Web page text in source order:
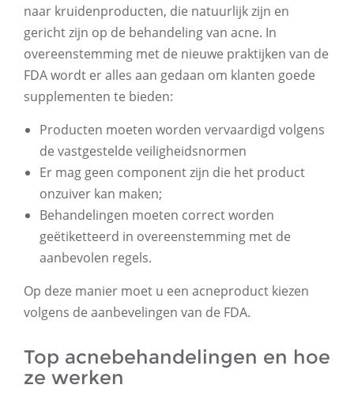
naar kruidenproducten, die natuurlijk zijn en
gericht zijn op de behandeling van acne. In
overeenstemming met de nieuwe praktijken van de
FDA wordt er alles aan gedaan om klanten goede
supplementen te bieden:
Producten moeten worden vervaardigd volgens
de vastgestelde veiligheidsnormen
Er mag geen component zijn die het product
onzuiver kan maken;
Behandelingen moeten correct worden
geëtiketteerd in overeenstemming met de
aanbevolen regels.
Op deze manier moet u een acneproduct kiezen
volgens de aanbevelingen van de FDA.
Top acnebehandelingen en hoe
ze werken